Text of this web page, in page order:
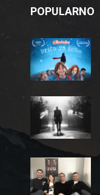
POPULARNO